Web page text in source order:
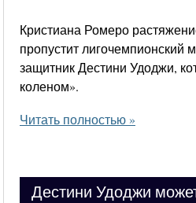
Кристиана Ромеро
пропустит лигочемпионский
защитник Дестини Удоджи,
коленом».
Читать полностью »
Дестини Удоджи